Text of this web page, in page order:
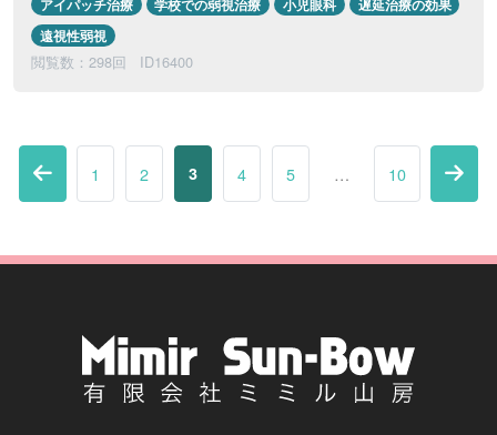
アイパッチ治療 学校での弱視治療 小児眼科
遅延治療の効果
遠視性弱視
閲覧数：298回 ID16400
1 2 3 4 5 … 10